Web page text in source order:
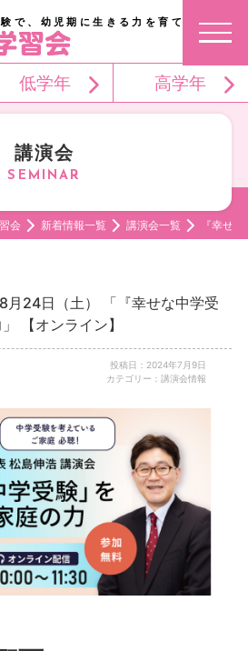
で、幼児期に生きる力を育てる。
低学年 高学年
講演会
会 新着情報一覧 講演会一覧 『幸せ
月24日（土） 「『幸せな中学受
【オンライン】
投稿日：2024年7月9日
カテゴリー：講演会情報